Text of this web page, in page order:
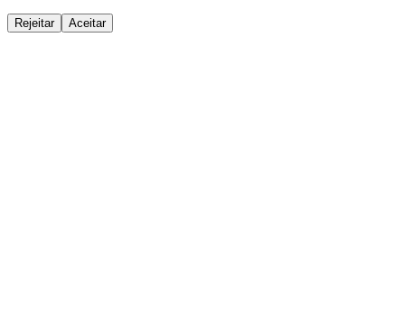
Rejeitar Aceitar